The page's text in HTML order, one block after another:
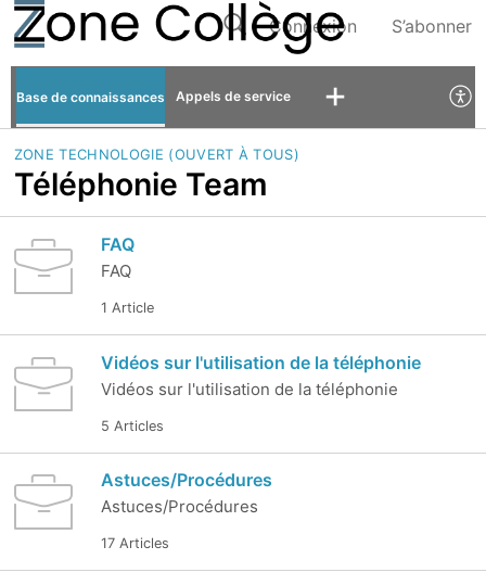
Connexion S’abonner
Base de connaissances Appels de service
ZONE TECHNOLOGIE (OUVERT À TOUS)
Téléphonie Team
FAQ
FAQ
1 Article
Vidéos sur l'utilisation de la téléphonie
Vidéos sur l'utilisation de la téléphonie
5 Articles
Astuces/Procédures
Astuces/Procédures
17 Articles